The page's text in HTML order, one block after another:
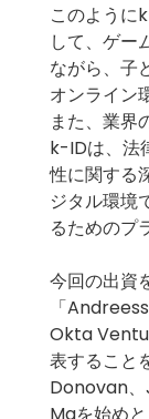
このように
して、ゲー
ながら、子
オンライン
また、業界
k-IDは、法
性に関する
ジタル環境
るためのプ
今回の出資
「
Okta
表すること
Donovan
Maを始め